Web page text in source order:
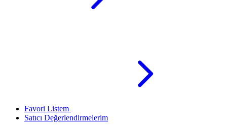
Favori Listem
Satıcı Değerlendirmelerim